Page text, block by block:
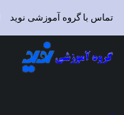
تماس با گروه آموزشی نوید